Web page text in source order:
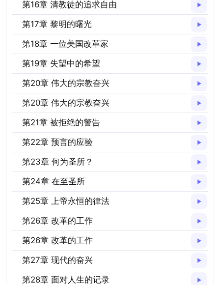
第16章 清教徒的追求自由
第17章 黎明的曙光
第18章 一位美国改革家
第19章 失望中的希望
第20章 伟大的宗教奋兴
第20章 伟大的宗教奋兴
第21章 被拒绝的警告
第22章 预言的应验
第23章 何为圣所？
第24章 在至圣所
第25章 上帝永恒的律法
第26章 改革的工作
第26章 改革的工作
第27章 现代的奋兴
第28章 面对人生的记录